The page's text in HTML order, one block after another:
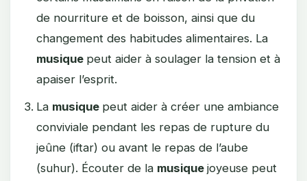
de nourriture et de boisson, ainsi que du
changement des habitudes alimentaires. La
musique peut aider à soulager la tension et à
apaiser l’esprit.
La musique peut aider à créer une ambiance
conviviale pendant les repas de rupture du
jeûne (iftar) ou avant le repas de l’aube
(suhur). Écouter de la musique joyeuse peut